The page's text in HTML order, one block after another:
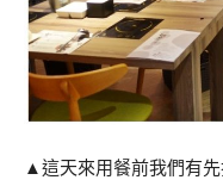
▲這天來用餐前我們有